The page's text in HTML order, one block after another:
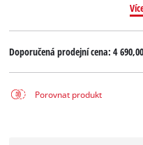
Doporučená prodejní cena:4
Porovnat produkt